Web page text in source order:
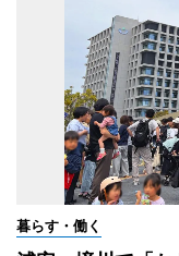
暮らす・働く